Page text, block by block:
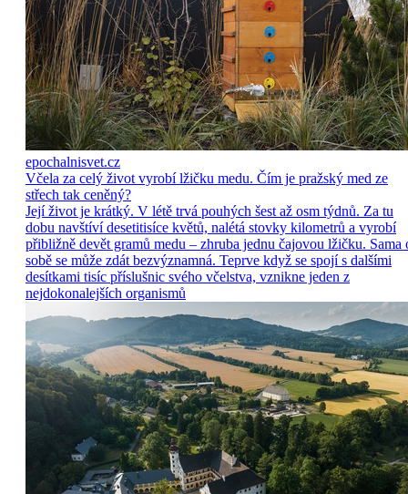
epochalnisvet.cz
Včela za celý život vyrobí lžičku medu. Čím je pražský med ze
střech tak ceněný?
Její život je krátký. V létě trvá pouhých šest až osm týdnů. Za tu
dobu navštíví desetitisíce květů, nalétá stovky kilometrů a vyrobí
přibližně devět gramů medu – zhruba jednu čajovou lžičku. Sama
sobě se může zdát bezvýznamná. Teprve když se spojí s dalšími
desítkami tisíc příslušnic svého včelstva, vznikne jeden z
nejdokonalejších organismů